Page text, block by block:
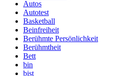
Autos
Autotest
Basketball
Beinfreiheit
Berühmte Persönlichkeit
Berühmtheit
Bett
bin
bist